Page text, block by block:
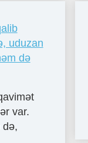
uduzan
də
var.
də,